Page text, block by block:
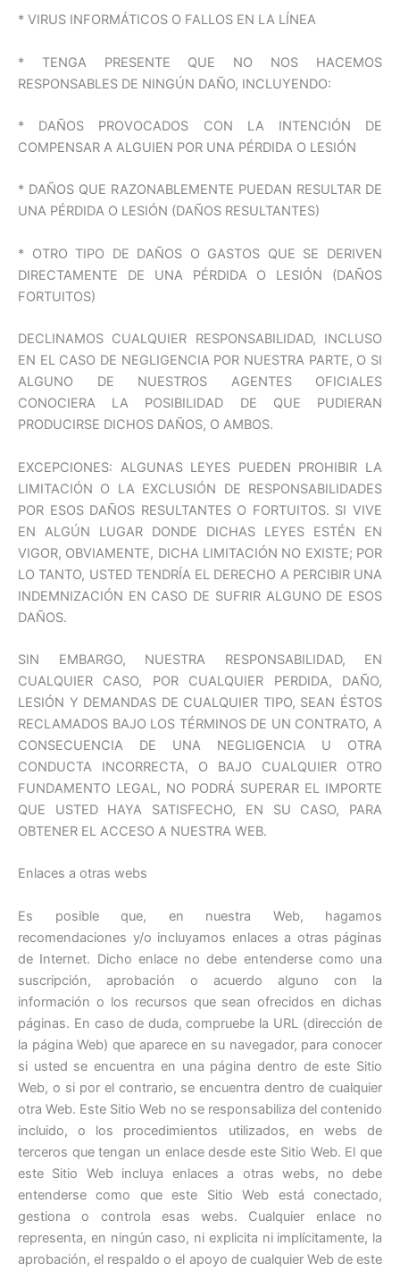
* VIRUS INFORMÁTICOS O FALLOS EN LA LÍNEA
* TENGA PRESENTE QUE NO NOS HACEMOS
RESPONSABLES DE NINGÚN DAÑO, INCLUYENDO:
* DAÑOS PROVOCADOS CON LA INTENCIÓN DE
COMPENSAR A ALGUIEN POR UNA PÉRDIDA O LESIÓN
* DAÑOS QUE RAZONABLEMENTE PUEDAN RESULTAR DE
UNA PÉRDIDA O LESIÓN (DAÑOS RESULTANTES)
* OTRO TIPO DE DAÑOS O GASTOS QUE SE DERIVEN
DIRECTAMENTE DE UNA PÉRDIDA O LESIÓN (DAÑOS
FORTUITOS)
DECLINAMOS CUALQUIER RESPONSABILIDAD, INCLUSO
EN EL CASO DE NEGLIGENCIA POR NUESTRA PARTE, O SI
ALGUNO DE NUESTROS AGENTES OFICIALES
CONOCIERA LA POSIBILIDAD DE QUE PUDIERAN
PRODUCIRSE DICHOS DAÑOS, O AMBOS.
EXCEPCIONES: ALGUNAS LEYES PUEDEN PROHIBIR LA
LIMITACIÓN O LA EXCLUSIÓN DE RESPONSABILIDADES
POR ESOS DAÑOS RESULTANTES O FORTUITOS. SI VIVE
EN ALGÚN LUGAR DONDE DICHAS LEYES ESTÉN EN
VIGOR, OBVIAMENTE, DICHA LIMITACIÓN NO EXISTE; POR
LO TANTO, USTED TENDRÍA EL DERECHO A PERCIBIR UNA
INDEMNIZACIÓN EN CASO DE SUFRIR ALGUNO DE ESOS
DAÑOS.
SIN EMBARGO, NUESTRA RESPONSABILIDAD, EN
CUALQUIER CASO, POR CUALQUIER PERDIDA, DAÑO,
LESIÓN Y DEMANDAS DE CUALQUIER TIPO, SEAN ÉSTOS
RECLAMADOS BAJO LOS TÉRMINOS DE UN CONTRATO, A
CONSECUENCIA DE UNA NEGLIGENCIA U OTRA
CONDUCTA INCORRECTA, O BAJO CUALQUIER OTRO
FUNDAMENTO LEGAL, NO PODRÁ SUPERAR EL IMPORTE
QUE USTED HAYA SATISFECHO, EN SU CASO, PARA
OBTENER EL ACCESO A NUESTRA WEB.
Enlaces a otras webs
Es posible que, en nuestra Web, hagamos
recomendaciones y/o incluyamos enlaces a otras páginas
de Internet. Dicho enlace no debe entenderse como una
suscripción, aprobación o acuerdo alguno con la
información o los recursos que sean ofrecidos en dichas
páginas. En caso de duda, compruebe la URL (dirección de
la página Web) que aparece en su navegador, para conocer
si usted se encuentra en una página dentro de este Sitio
Web, o si por el contrario, se encuentra dentro de cualquier
otra Web. Este Sitio Web no se responsabiliza del contenido
incluido, o los procedimientos utilizados, en webs de
terceros que tengan un enlace desde este Sitio Web. El que
este Sitio Web incluya enlaces a otras webs, no debe
entenderse como que este Sitio Web está conectado,
gestiona o controla esas webs. Cualquier enlace no
representa, en ningún caso, ni explicita ni implícitamente, la
aprobación, el respaldo o el apoyo de cualquier Web de este